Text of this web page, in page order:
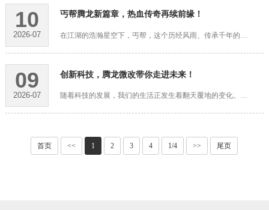
10
2026-07
丐帮腾龙新篇章，热血传奇再续前缘！
在江湖的浩瀚星空下，丐帮，这个历经风雨、传承千年的武林门派，始终以其独特的魅力和深厚的底蕴，吸引着无数英雄豪杰。如今，在新时代的浪潮中，丐帮腾龙新篇章已然开启，热血传奇再续前缘，一场新的江湖传奇正在上···
09
2026-07
创新科技，腾龙微改带你走进未来！
随着科技的发展，我们的生活正发生着翻天覆地的变化。从智能手机的普及到无人驾驶汽车的诞生，每一次技术的革新都为我们打开了通往未来的大门。在这个日新月异的时代，创新科技正以惊人的速度改变着我们的生活，而腾···
首页 << 1 2 3 4 1/4 >> 尾页